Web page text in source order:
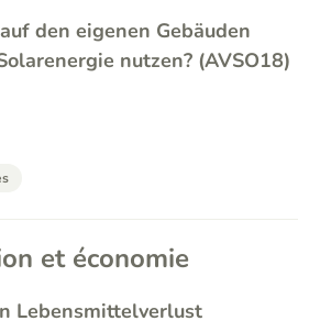
den eigenen Gebäuden
nutzen? (AVSO18)
et économie
Lebensmittelverlust